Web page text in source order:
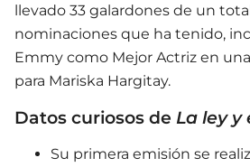
llevado 33 galardones de un
nominaciones que ha tenido,
Emmy como Mejor Actriz en
para Mariska Hargitay.
Datos curiosos de La ley y
Su primera emisión se